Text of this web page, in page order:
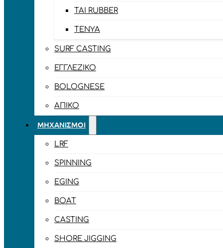
TAI RUBBER
TENYA
SURF CASTING
ΕΓΓΛΈΖΙΚΟ
BOLOGNESE
ΑΠΊΚΟ
ΜΗΧΑΝΙΣΜΟΊ
LRF
SPINNING
EGING
BOAT
CASTING
SHORE JIGGING